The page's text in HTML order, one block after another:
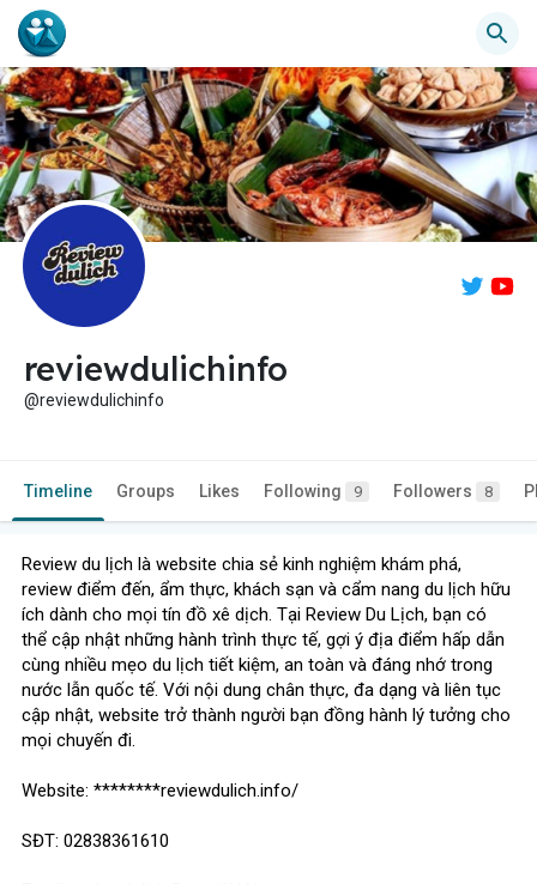
reviewdulichinfo
@reviewdulichinfo
Timeline Groups Likes Following 9 Followers 8
Review du lịch là website chia sẻ kinh nghiệm khám phá,
review điểm đến, ẩm thực, khách sạn và cẩm nang du lịch hữu
ích dành cho mọi tín đồ xê dịch. Tại Review Du Lịch, bạn có
thể cập nhật những hành trình thực tế, gợi ý địa điểm hấp dẫn
cùng nhiều mẹo du lịch tiết kiệm, an toàn và đáng nhớ trong
nước lẫn quốc tế. Với nội dung chân thực, đa dạng và liên tục
cập nhật, website trở thành người bạn đồng hành lý tưởng cho
mọi chuyến đi.
Website: ********reviewdulich.info/
SĐT: 02838361610